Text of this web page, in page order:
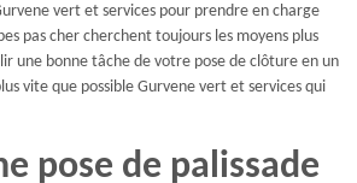
vert et services pour prendre en charge
pas cher cherchent toujours les moyens plus
une bonne tâche de votre pose de clôture en un
vite que possible Gurvene vert et services qui
pose de palissade